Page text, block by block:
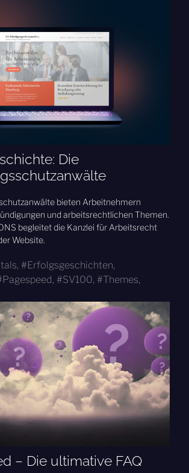
Die
bieten Arbeitnehmern
und arbeitsrechtlichen Themen.
begleitet die Kanzlei für Arbeitsrecht
Website.
, Erfolgsgeschichten,
Pagespeed, SV100, Themes,
– Die ultimative FAQ